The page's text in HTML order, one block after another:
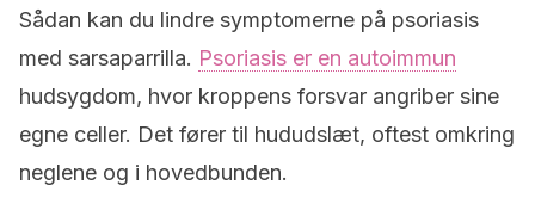
Sådan kan du lindre symptomerne på psoriasis
med sarsaparrilla. Psoriasis er en autoimmun
hudsygdom, hvor kroppens forsvar angriber sine
egne celler. Det fører til hududslæt, oftest omkring
neglene og i hovedbunden.